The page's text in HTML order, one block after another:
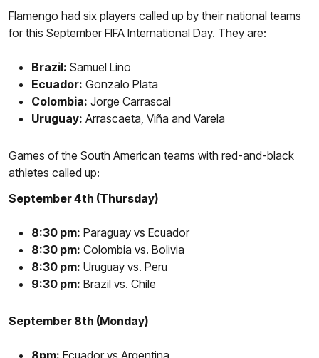
Flamengo had six players called up by their national teams
for this September FIFA International Day. They are:
Brazil: Samuel Lino
Ecuador: Gonzalo Plata
Colombia: Jorge Carrascal
Uruguay: Arrascaeta, Viña and Varela
Games of the South American teams with red-and-black
athletes called up:
September 4th (Thursday)
8:30 pm: Paraguay vs Ecuador
8:30 pm: Colombia vs. Bolivia
8:30 pm: Uruguay vs. Peru
9:30 pm: Brazil vs. Chile
September 8th (Monday)